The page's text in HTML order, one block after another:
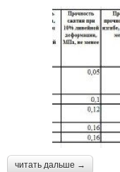
читать дальше →